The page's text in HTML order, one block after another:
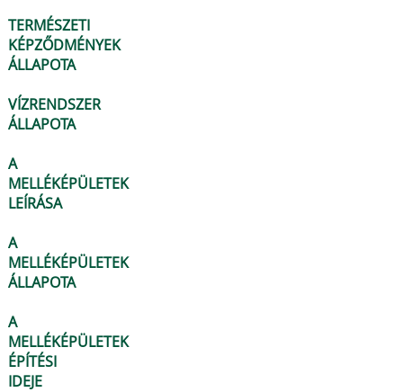
TERMÉSZETI
KÉPZŐDMÉNYEK
ÁLLAPOTA
VÍZRENDSZER
ÁLLAPOTA
A
MELLÉKÉPÜLETEK
LEÍRÁSA
A
MELLÉKÉPÜLETEK
ÁLLAPOTA
A
MELLÉKÉPÜLETEK
ÉPÍTÉSI
IDEJE